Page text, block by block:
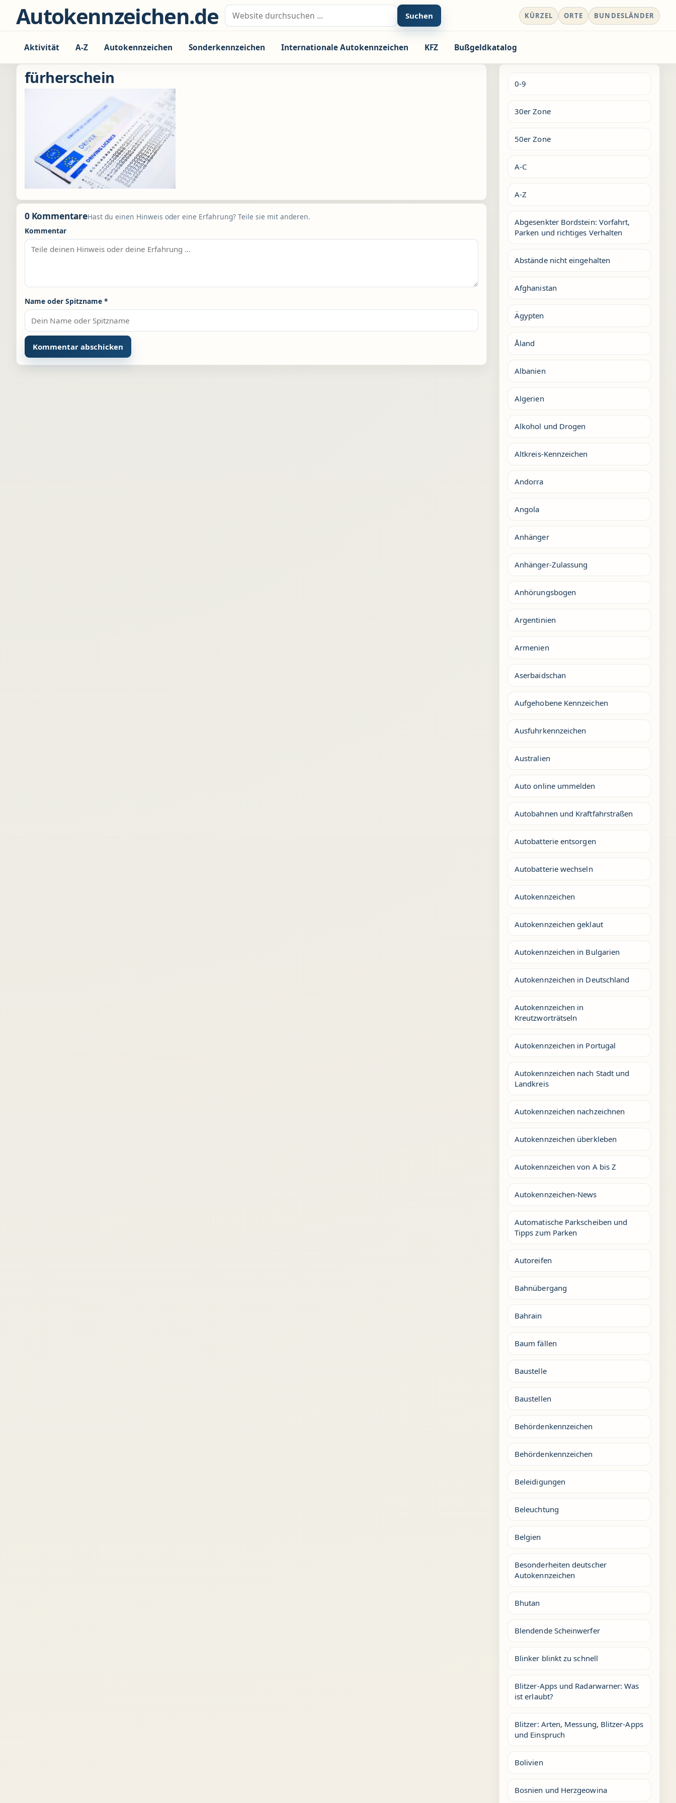
Zum Inhalt springen
Autokennzeichen.de Suche nach: Suchen KÜRZEL ORTE BUNDESLÄNDER
Aktivität A-Z Autokennzeichen Sonderkennzeichen Internationale Autokennzeichen KFZ Bußgeldkatalog
fürherschein
0 KommentareHast du einen Hinweis oder eine Erfahrung? Teile sie mit anderen.
Kommentar
Name oder Spitzname *
Alternative:
0-9
30er Zone
50er Zone
A-C
A-Z
Abgesenkter Bordstein: Vorfahrt,
Parken und richtiges Verhalten
Abstände nicht eingehalten
Afghanistan
Ägypten
Åland
Albanien
Algerien
Alkohol und Drogen
Altkreis-Kennzeichen
Andorra
Angola
Anhänger
Anhänger-Zulassung
Anhörungsbogen
Argentinien
Armenien
Aserbaidschan
Aufgehobene Kennzeichen
Ausfuhrkennzeichen
Australien
Auto online ummelden
Autobahnen und Kraftfahrstraßen
Autobatterie entsorgen
Autobatterie wechseln
Autokennzeichen
Autokennzeichen geklaut
Autokennzeichen in Bulgarien
Autokennzeichen in Deutschland
Autokennzeichen in
Kreutzworträtseln
Autokennzeichen in Portugal
Autokennzeichen nach Stadt und
Landkreis
Autokennzeichen nachzeichnen
Autokennzeichen überkleben
Autokennzeichen von A bis Z
Autokennzeichen-News
Automatische Parkscheiben und
Tipps zum Parken
Autoreifen
Bahnübergang
Bahrain
Baum fällen
Baustelle
Baustellen
Behördenkennzeichen
Behördenkennzeichen
Beleidigungen
Beleuchtung
Belgien
Besonderheiten deutscher
Autokennzeichen
Bhutan
Blendende Scheinwerfer
Blinker blinkt zu schnell
Blitzer-Apps und Radarwarner: Was
ist erlaubt?
Blitzer: Arten, Messung, Blitzer-Apps
und Einspruch
Bolivien
Bosnien und Herzgeowina